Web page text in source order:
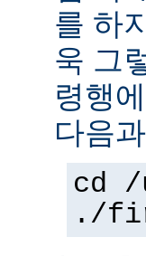
를 하
욱 그
령행
다음
cd /
./